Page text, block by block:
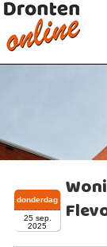
donderdag
25 sep.
2025